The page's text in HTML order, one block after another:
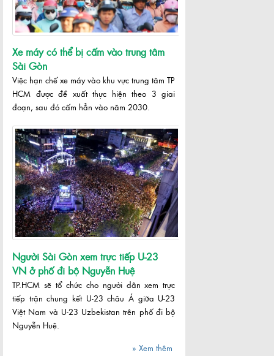
Xe máy có thể bị cấm vào trung tâm
Sài Gòn
Việc hạn chế xe máy vào khu vực trung tâm TP
HCM được đề xuất thực hiện theo 3 giai
đoạn, sau đó cấm hẳn vào năm 2030.
Người Sài Gòn xem trực tiếp U-23
VN ở phố đi bộ Nguyễn Huệ
TP.HCM sẽ tổ chức cho người dân xem trực
tiếp trận chung kết U-23 châu Á giữa U-23
Việt Nam và U-23 Uzbekistan trên phố đi bộ
Nguyễn Huệ.
» Xem thêm